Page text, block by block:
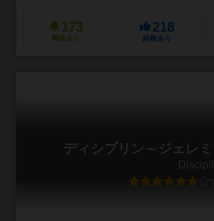
173
興味あり
218
経験あり
ディシプリン～ジェレ